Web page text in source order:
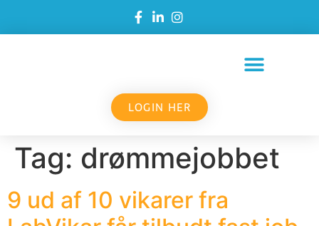
LOGIN HER
Tag: drømmejobbet
9 ud af 10 vikarer fra